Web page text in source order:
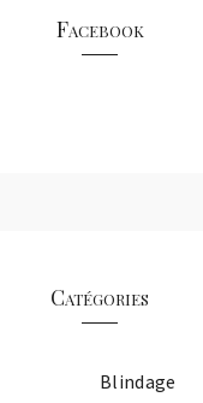
Facebook
Catégories
Blindage